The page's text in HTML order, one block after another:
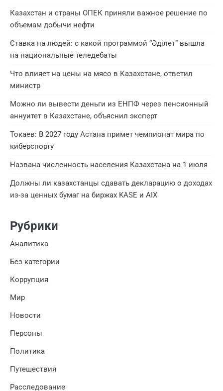
Казахстан и страны ОПЕК приняли важное решение по
объемам добычи нефти
Ставка на людей: с какой программой “Әділет” вышла
на национальные теледебаты
Что влияет на цены на мясо в Казахстане, ответил
министр
Можно ли вывести деньги из ЕНПФ через пенсионный
аннуитет в Казахстане, объяснил эксперт
Токаев: В 2027 году Астана примет чемпионат мира по
киберспорту
Названа численность населения Казахстана на 1 июля
Должны ли казахстанцы сдавать декларацию о доходах
из-за ценных бумаг на биржах KASE и AIX
Рубрики
Аналитика
Без категории
Коррупция
Мир
Новости
Персоны
Политика
Путешествия
Расследование